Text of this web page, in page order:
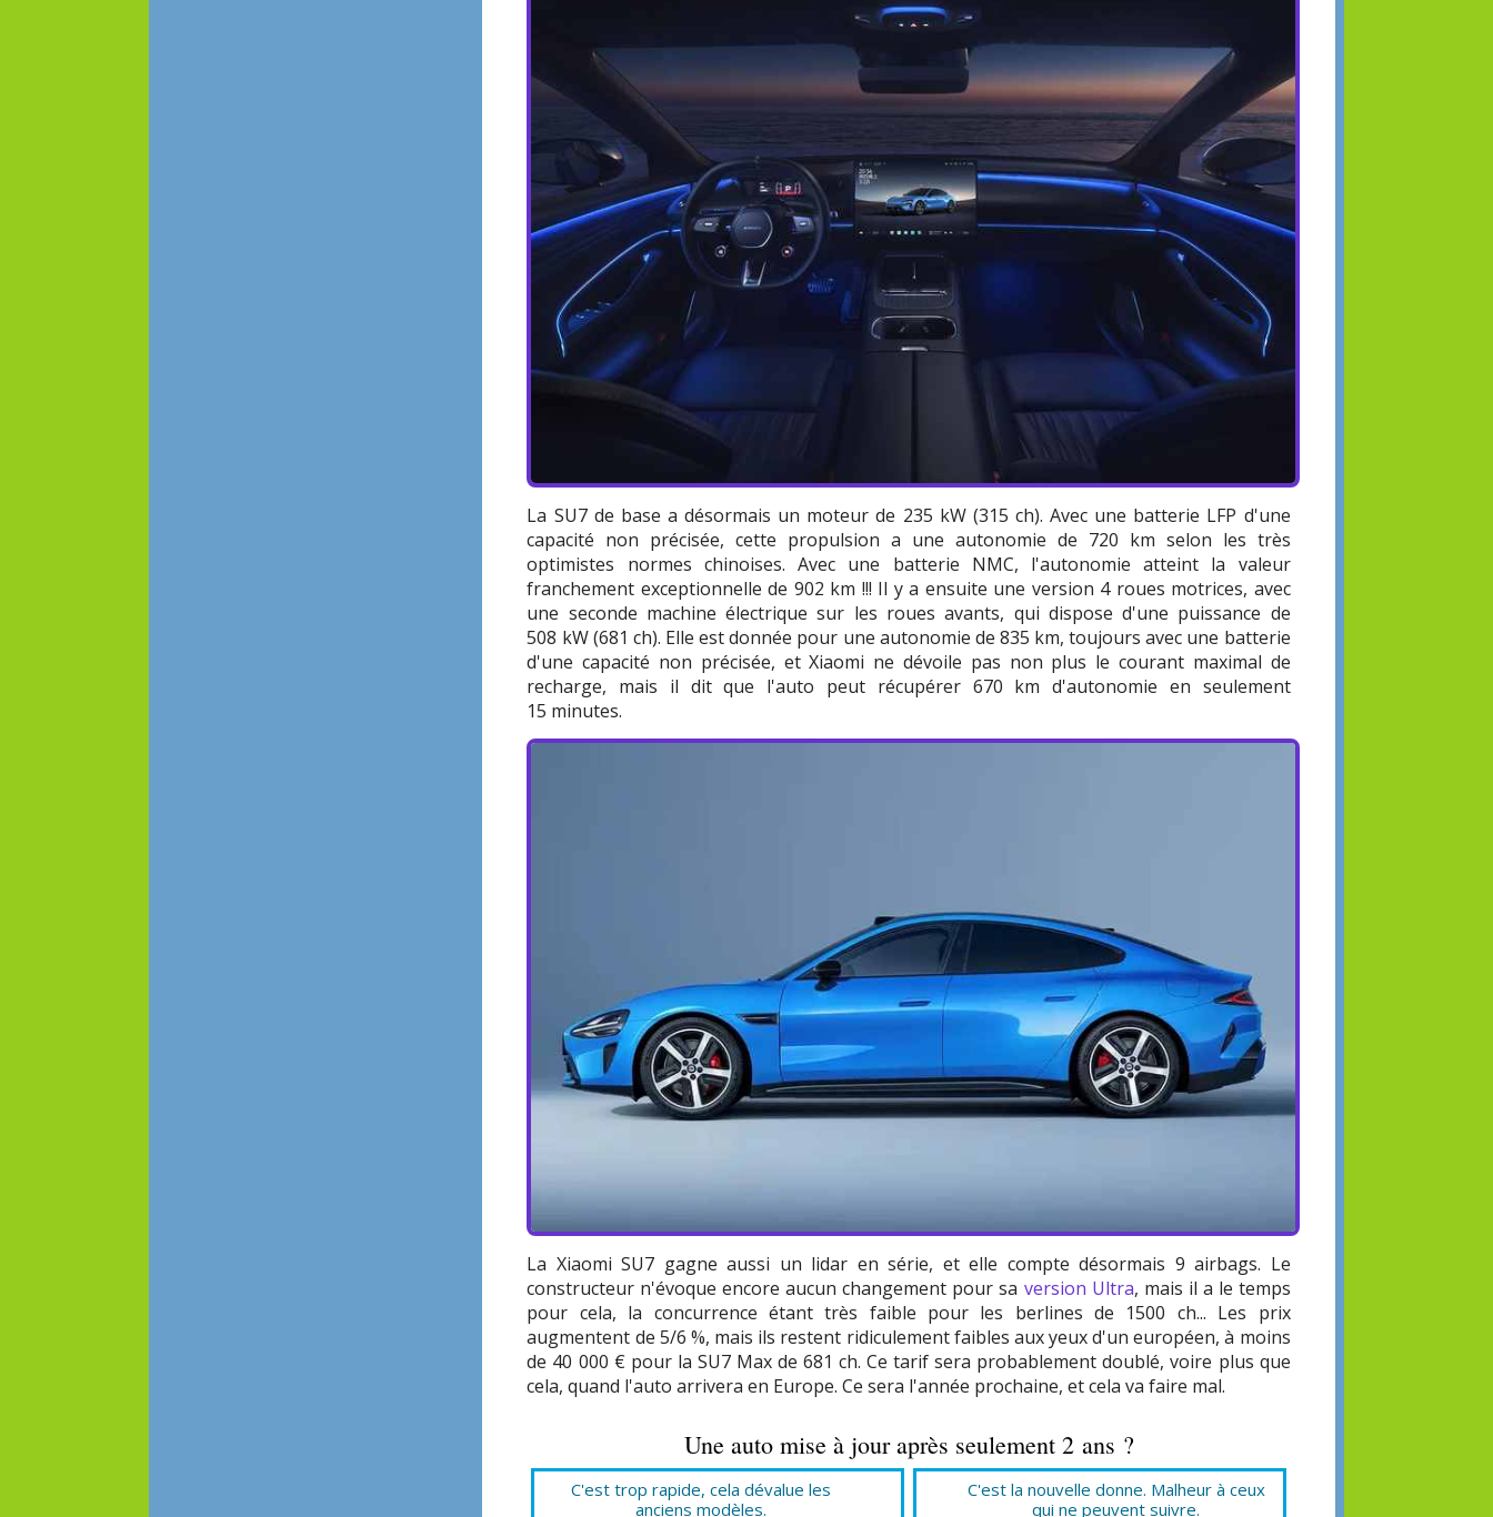
La SU7 de base a désormais un moteur de 235 kW (315 ch). Avec une batterie LFP d'une
capacité non précisée, cette propulsion a une autonomie de 720 km selon les très
optimistes normes chinoises. Avec une batterie NMC, l'autonomie atteint la valeur
franchement exceptionnelle de 902 km !!! Il y a ensuite une version 4 roues motrices, avec
une seconde machine électrique sur les roues avants, qui dispose d'une puissance de
508 kW (681 ch). Elle est donnée pour une autonomie de 835 km, toujours avec une batterie
d'une capacité non précisée, et Xiaomi ne dévoile pas non plus le courant maximal de
recharge, mais il dit que l'auto peut récupérer 670 km d'autonomie en seulement
15 minutes.
La Xiaomi SU7 gagne aussi un lidar en série, et elle compte désormais 9 airbags. Le
constructeur n'évoque encore aucun changement pour sa version Ultra, mais il a le temps
pour cela, la concurrence étant très faible pour les berlines de 1500 ch... Les prix
augmentent de 5/6 %, mais ils restent ridiculement faibles aux yeux d'un européen, à moins
de 40 000 € pour la SU7 Max de 681 ch. Ce tarif sera probablement doublé, voire plus que
cela, quand l'auto arrivera en Europe. Ce sera l'année prochaine, et cela va faire mal.
Une auto mise à jour après seulement 2 ans ?
C'est trop rapide, cela dévalue les
anciens modèles.
C'est la nouvelle donne. Malheur à ceux
qui ne peuvent suivre.